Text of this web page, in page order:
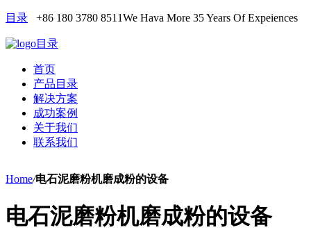
目录 +86 180 3780 8511We Hava More 35 Years Of Expeiences
目录
首页
产品目录
解决方案
成功案例
关于我们
联系我们
Home/电石泥磨粉机磨成粉的设备
电石泥磨粉机磨成粉的设备